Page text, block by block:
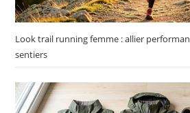
Look trail running femme : allier
sentiers